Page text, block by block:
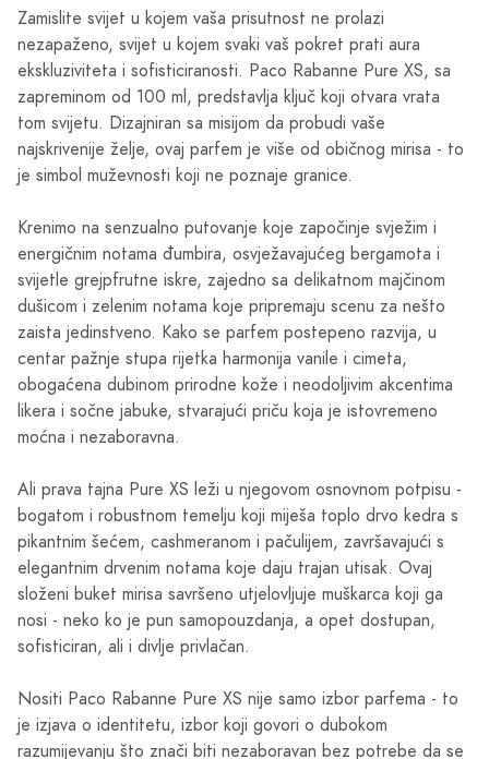
Zamislite svijet u kojem vaša prisutnost ne prolazi
nezapaženo, svijet u kojem svaki vaš pokret prati aura
ekskluziviteta i sofisticiranosti. Paco Rabanne Pure XS, sa
zapreminom od 100 ml, predstavlja ključ koji otvara vrata
tom svijetu. Dizajniran sa misijom da probudi vaše
najskrivenije želje, ovaj parfem je više od običnog mirisa - to
je simbol muževnosti koji ne poznaje granice.
Krenimo na senzualno putovanje koje započinje svježim i
energičnim notama đumbira, osvježavajućeg bergamota i
svijetle grejpfrutne iskre, zajedno sa delikatnom majčinom
dušicom i zelenim notama koje pripremaju scenu za nešto
zaista jedinstveno. Kako se parfem postepeno razvija, u
centar pažnje stupa rijetka harmonija vanile i cimeta,
obogaćena dubinom prirodne kože i neodoljivim akcentima
likera i sočne jabuke, stvarajući priču koja je istovremeno
moćna i nezaboravna.
Ali prava tajna Pure XS leži u njegovom osnovnom potpisu -
bogatom i robustnom temelju koji miješa toplo drvo kedra s
pikantnim šećem, cashmeranom i pačulijem, završavajući s
elegantnim drvenim notama koje daju trajan utisak. Ovaj
složeni buket mirisa savršeno utjelovljuje muškarca koji ga
nosi - neko ko je pun samopouzdanja, a opet dostupan,
sofisticiran, ali i divlje privlačan.
Nositi Paco Rabanne Pure XS nije samo izbor parfema - to
je izjava o identitetu, izbor koji govori o dubokom
razumijevanju što znači biti nezaboravan bez potrebe da se